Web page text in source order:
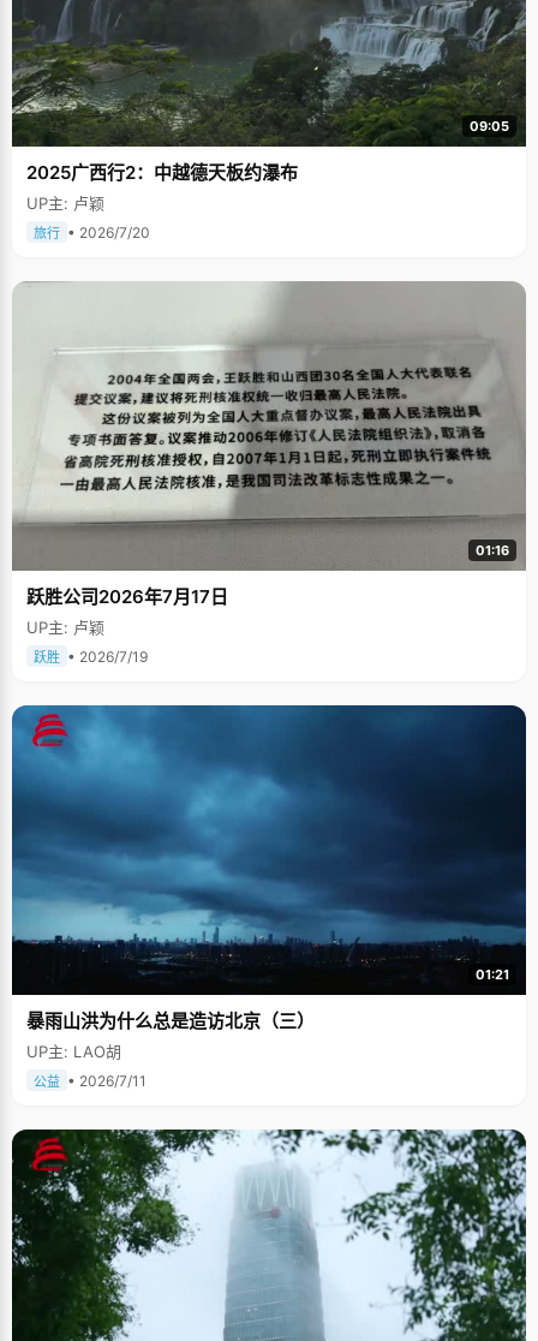
09:05
2025广西行2：中越德天板约瀑布
UP主: 卢颖
旅行 • 2026/7/20
01:16
跃胜公司2026年7月17日
UP主: 卢颖
跃胜 • 2026/7/19
01:21
暴雨山洪为什么总是造访北京（三）
UP主: LAO胡
公益 • 2026/7/11